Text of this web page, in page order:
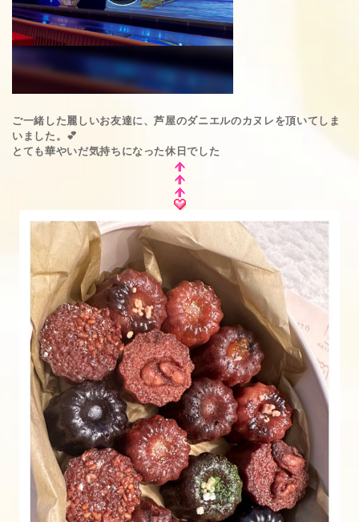
ご一緒した麗しいお友達に、芦屋のダニエルのカヌレを頂いてしま
いました。💕
とても華やいだ気持ちになった休日でした